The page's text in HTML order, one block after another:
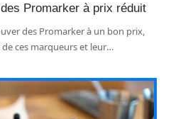
Promarker à prix réduit
des Promarker à un bon prix,
ces marqueurs et leur…